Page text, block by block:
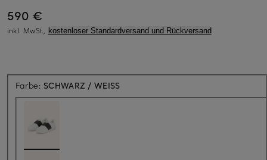
590 €
inkl. MwSt., kostenloser Standardversand und Rückversand
Farbe: SCHWARZ / WEISS